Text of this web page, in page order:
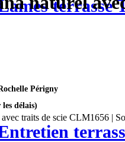
terrasse
Périgny
délais)
traits de scie CLM1656 |